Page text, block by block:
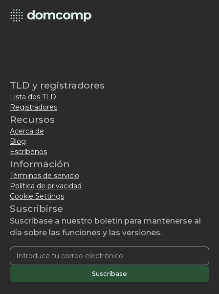
TLD y registradores
Lista des TLD
Registradores
Recursos
Acerca de
Blog
Escríbenos
Información
Términos de servicio
Política de privacidad
Cookie Settings
Suscribirse
Suscríbase a nuestro boletín para mantenerse al
día sobre las funciones y las versiones.